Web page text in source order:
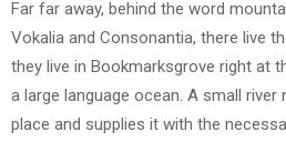
Far far away, behind the word
Vokalia and Consonantia, there live
they live in Bookmarksgrove right at
a large language ocean. A small
place and supplies it with the